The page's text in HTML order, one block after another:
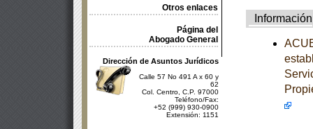
Otros enlaces
Página del
Abogado General
Dirección de Asuntos Jurídicos
Calle 57 No 491 A x 60 y
62
Col. Centro, C.P. 97000
Teléfono/Fax:
+52 (999) 930-0900
Extensión: 1151
Información